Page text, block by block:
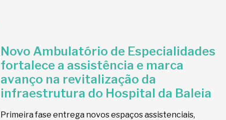
Novo Ambulatório de Especialidades
fortalece a assistência e marca
avanço na revitalização da
infraestrutura do Hospital da Baleia
Primeira fase entrega novos espaços assistenciais,